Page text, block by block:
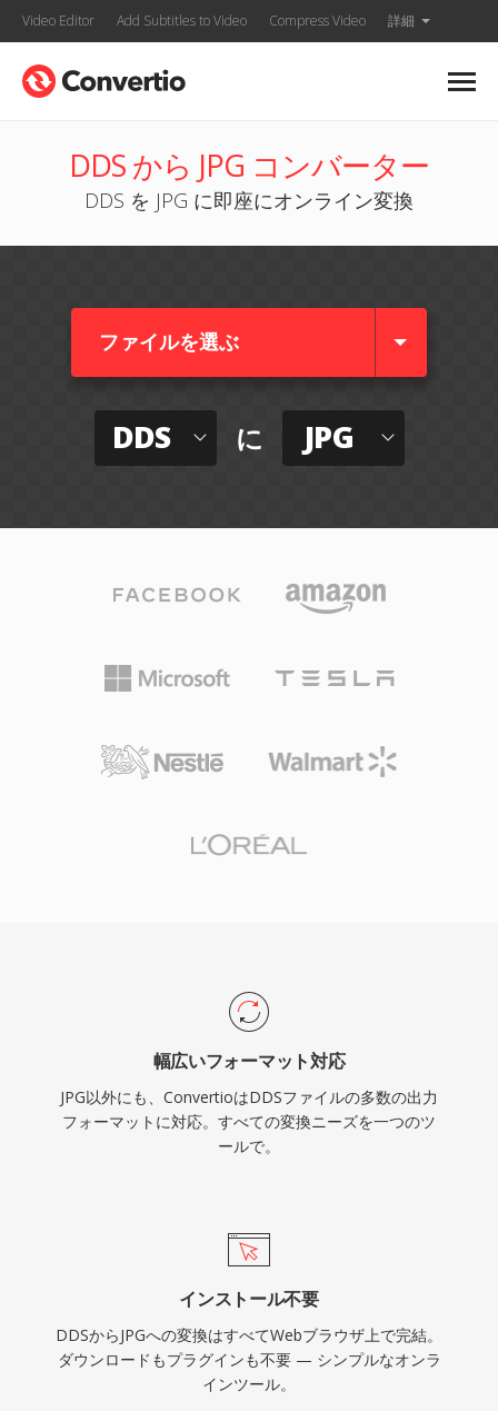
Video Editor Add Subtitles to Video Compress Video 詳細
DDS から JPG コンバーター
DDS を JPG に即座にオンライン変換
ファイルを選ぶ
DDS に JPG
幅広いフォーマット対応
JPG以外にも、ConvertioはDDSファイルの多数の出力
フォーマットに対応。すべての変換ニーズを一つのツ
ールで。
インストール不要
DDSからJPGへの変換はすべてWebブラウザ上で完結。
ダウンロードもプラグインも不要 — シンプルなオンラ
インツール。